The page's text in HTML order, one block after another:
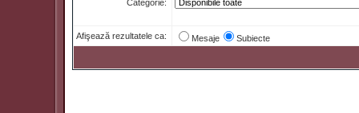
Categorie:
Afişează rezultatele ca: Mesaje Subiecte